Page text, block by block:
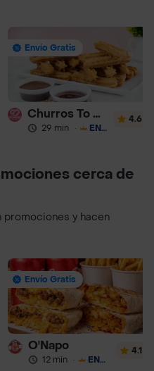
Envío Gratis
Churros To Go
29 min · ENVÍO GRATIS
4.6
cerca de
y hacen
Envío Gratis
O'Napo
12 min · ENVÍO GRATIS
4.1